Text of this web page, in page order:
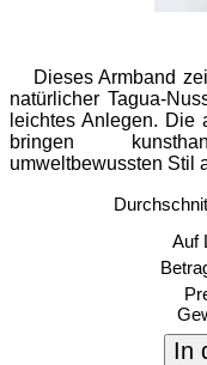
Dieses Armband
natürlicher Tagua-
leichtes Anlegen.
bringen
umweltbewussten Stil
Auf
In